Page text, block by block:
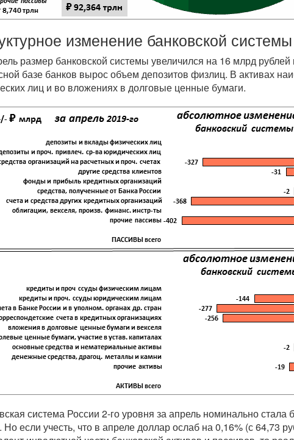
изменение банковской
размер банковской системы увеличился на 16 млрд
базе банков вырос объем депозитов физлиц. В активах
лиц и во вложениях в долговые ценные бумаги.
система России 2-го уровня за апрель номинально
Но если учесть, что в апреле доллар ослаб на 0,16% (с 64,73